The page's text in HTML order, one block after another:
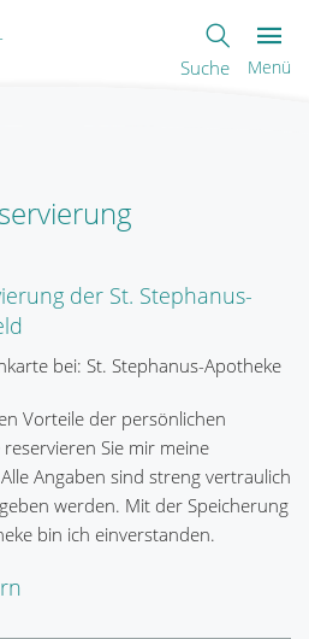
Suche Menü
der St. Stephanus-
bei: St. Stephanus-Apotheke
Vorteile der persönlichen
Sie mir meine
Angaben sind streng vertraulich
werden. Mit der Speicherung
bin ich einverstanden.